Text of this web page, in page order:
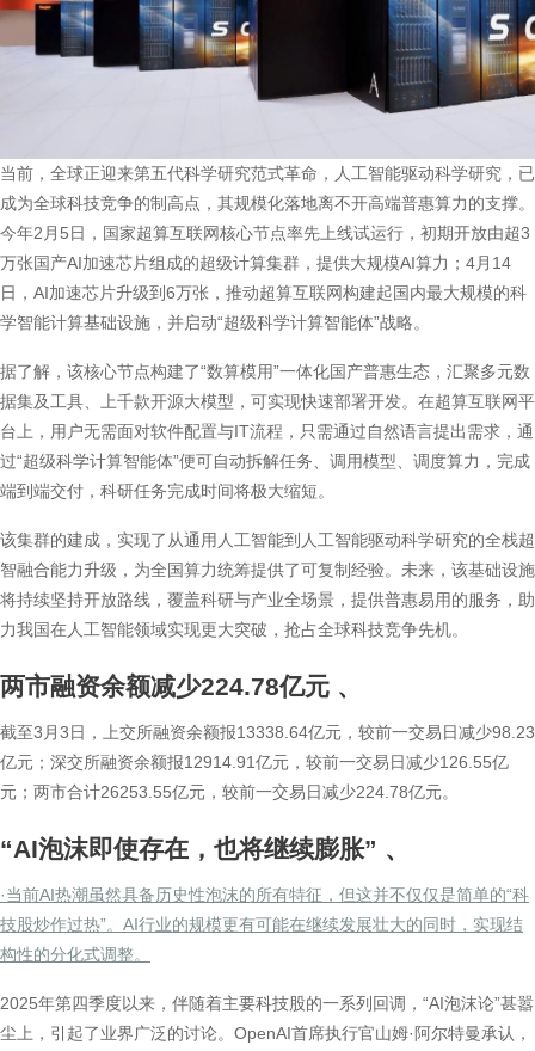
当前，全球正迎来第五代科学研究范式革命，人工智能驱动科学研究，已
成为全球科技竞争的制高点，其规模化落地离不开高端普惠算力的支撑。
今年2月5日，国家超算互联网核心节点率先上线试运行，初期开放由超3
万张国产AI加速芯片组成的超级计算集群，提供大规模AI算力；4月14
日，AI加速芯片升级到6万张，推动超算互联网构建起国内最大规模的科
学智能计算基础设施，并启动“超级科学计算智能体”战略。
据了解，该核心节点构建了“数算模用”一体化国产普惠生态，汇聚多元数
据集及工具、上千款开源大模型，可实现快速部署开发。在超算互联网平
台上，用户无需面对软件配置与IT流程，只需通过自然语言提出需求，通
过“超级科学计算智能体”便可自动拆解任务、调用模型、调度算力，完成
端到端交付，科研任务完成时间将极大缩短。
该集群的建成，实现了从通用人工智能到人工智能驱动科学研究的全栈超
智融合能力升级，为全国算力统筹提供了可复制经验。未来，该基础设施
将持续坚持开放路线，覆盖科研与产业全场景，提供普惠易用的服务，助
力我国在人工智能领域实现更大突破，抢占全球科技竞争先机。
两市融资余额减少224.78亿元 、
截至3月3日，上交所融资余额报13338.64亿元，较前一交易日减少98.23
亿元；深交所融资余额报12914.91亿元，较前一交易日减少126.55亿
元；两市合计26253.55亿元，较前一交易日减少224.78亿元。
“AI泡沫即使存在，也将继续膨胀” 、
·当前AI热潮虽然具备历史性泡沫的所有特征，但这并不仅仅是简单的“科
技股炒作过热”。AI行业的规模更有可能在继续发展壮大的同时，实现结
构性的分化式调整。
2025年第四季度以来，伴随着主要科技股的一系列回调，“AI泡沫论”甚嚣
尘上，引起了业界广泛的讨论。OpenAI首席执行官山姆·阿尔特曼承认，